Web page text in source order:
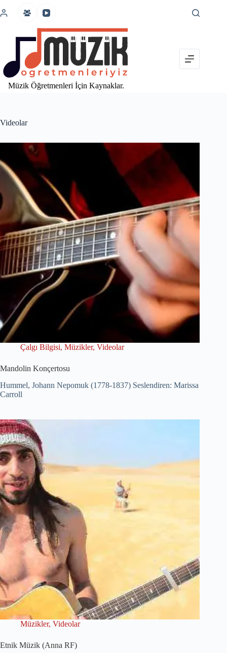
atla
Müzik Öğretmenleri İçin Kaynaklar.
Videolar
Çalgı Bilgisi, Müzikler, Videolar
Mandolin Konçertosu
Hummel, Johann Nepomuk (1778-1837) Seslendiren: Marissa
Carroll
Müzikler, Videolar
Etnik Müzik (Anna RF)